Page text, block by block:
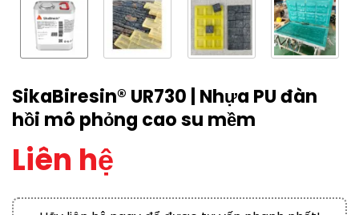
SikaBiresin® UR730 | Nhựa PU đàn
hồi mô phỏng cao su mềm
Liên hệ